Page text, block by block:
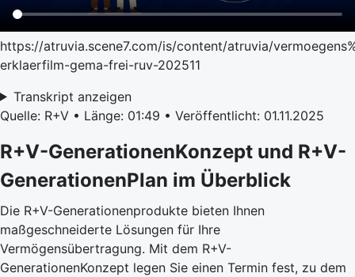
https://atruvia.scene7.com/is/content/atruvia/
erklaerfilm-gema-frei-ruv-202511
Transkript anzeigen
Quelle: R+V • Länge: 01:49 • Veröffentlicht: 01.11.2025
R+V-GenerationenKonzept und R+V-
GenerationenPlan im Überblick
Die R+V-Generationenprodukte bieten Ihnen
maßgeschneiderte Lösungen für Ihre
Vermögensübertragung. Mit dem R+V-
GenerationenKonzept legen Sie einen Termin fest, zu dem